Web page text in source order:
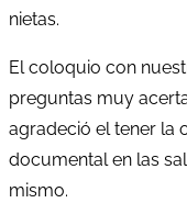
nietas.
El coloquio con
preguntas muy
agradeció el tener la
documental en las
mismo.